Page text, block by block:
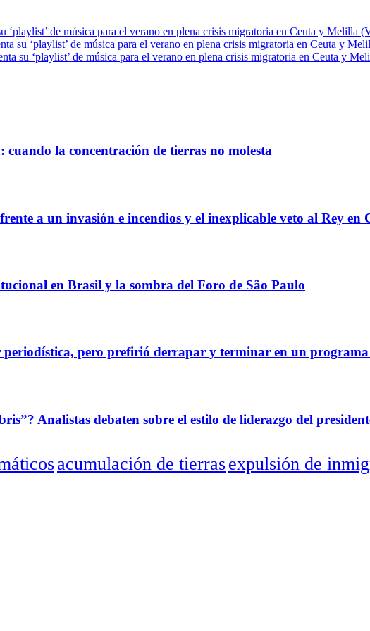
‘playlist’ de música para el verano en plena crisis migratoria en Ceuta y Melilla
su ‘playlist’ de música para el verano en plena crisis migratoria en Ceuta y
su ‘playlist’ de música para el verano en plena crisis migratoria en Ceuta y
la concentración de tierras no molesta
a un invasión e incendios y el inexplicable veto al Rey en
en Brasil y la sombra del Foro de São Paulo
pero prefirió derrapar y terminar en un
Analistas debaten sobre el estilo de liderazgo del
acumulación de tierrasexpulsión de